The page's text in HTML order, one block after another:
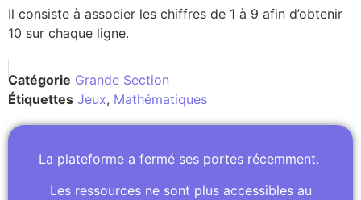
Il consiste à associer les chiffres de 1 à 9 afin d’obtenir
10 sur chaque ligne.
Catégorie Grande Section
Étiquettes Jeux, Mathématiques
La plateforme a fermé ses portes récemment.
Les ressources ne sont plus accessibles au